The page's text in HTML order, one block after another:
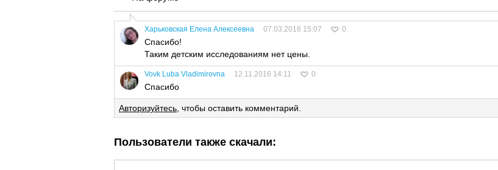
Харьковская Елена Алексеевна 07.03.2016 15:07 0
Спасибо!
Таким детским исследованиям нет цены.
Vovk Luba Vladimirovna 12.11.2016 14:11 0
Спасибо
Авторизуйтесь , чтобы оставить комментарий.
Пользователи также скачали: